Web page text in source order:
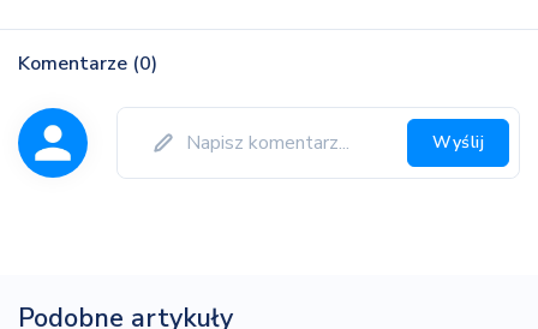
Komentarze (0)
Wyślij
Podobne artykuły